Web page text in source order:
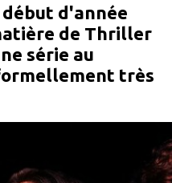
d'année
de Thriller
série au
très